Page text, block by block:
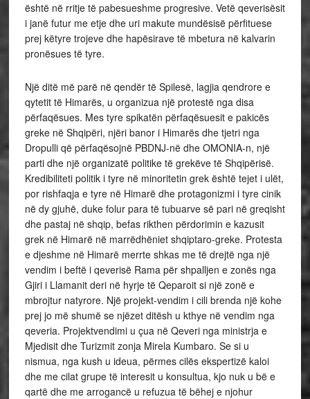
është në rritje të pabesueshme progresive. Vetë qeverisësit
i janë futur me etje dhe uri makute mundësisë përfituese
prej këtyre trojeve dhe hapësirave të mbetura në kalvarin
pronësues të tyre.
Një ditë më parë në qendër të Spilesë, lagjia qendrore e
qytetit të Himarës, u organizua një protestë nga disa
përfaqësues. Mes tyre spikatën përfaqësuesit e pakicës
greke në Shqipëri, njëri banor i Himarës dhe tjetri nga
Dropulli që përfaqësojnë PBDNJ-në dhe OMONIA-n, një
parti dhe një organizatë politike të grekëve të Shqipërisë.
Kredibiliteti politik i tyre në minoritetin grek është tejet i ulët,
por rishfaqja e tyre në Himarë dhe protagonizmi i tyre cinik
në dy gjuhë, duke folur para të tubuarve së pari në greqisht
dhe pastaj në shqip, befas rikthen përdorimin e kazusit
grek në Himarë në marrëdhëniet shqiptaro-greke. Protesta
e djeshme në Himarë merrte shkas me të drejtë nga një
vendim i beftë i qeverisë Rama për shpalljen e zonës nga
Gjiri i Llamanit deri në hyrje të Qeparoit si një zonë e
mbrojtur natyrore. Një projekt-vendim i cili brenda një kohe
prej jo më shumë se njëzet ditësh u kthye në vendim nga
qeveria. Projektvendimi u çua në Qeveri nga ministrja e
Mjedisit dhe Turizmit zonja Mirela Kumbaro. Se si u
nismua, nga kush u ideua, përmes cilës ekspertizë kaloi
dhe me cilat grupe të interesit u konsultua, kjo nuk u bë e
qartë dhe me arrogancë u refuzua të bëhej e njohur